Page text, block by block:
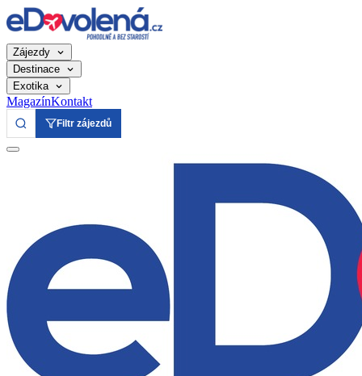
Zájezdy
Destinace
Exotika
MagazínKontakt
Filtr zájezdů